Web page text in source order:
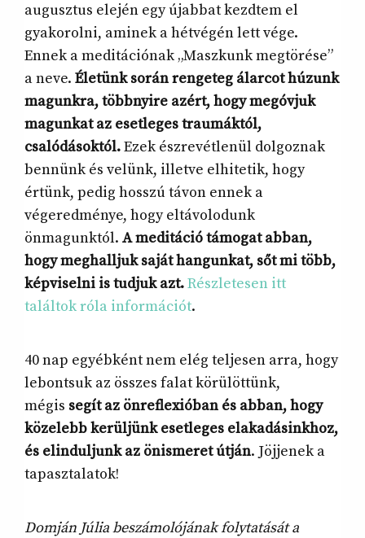
augusztus elején egy újabbat kezdtem el
gyakorolni, aminek a hétvégén lett vége.
Ennek a meditációnak „Maszkunk megtörése”
a neve. Életünk során rengeteg álarcot húzunk
magunkra, többnyire azért, hogy megóvjuk
magunkat az esetleges traumáktól,
csalódásoktól.Ezek észrevétlenül dolgoznak
bennünk és velünk, illetve elhitetik, hogy
értünk, pedig hosszú távon ennek a
végeredménye, hogy eltávolodunk
önmagunktól. A meditáció támogat abban,
hogy meghalljuk saját hangunkat, sőt mi több,
képviselni is tudjuk azt.Részletesen itt
találtok róla információt.
40 nap egyébként nem elég teljesen arra, hogy
lebontsuk az összes falat körülöttünk,
mégis segít az önreflexióban és abban, hogy
közelebb kerüljünk esetleges elakadásinkhoz,
és elinduljunk az önismeret útján. Jöjjenek a
tapasztalatok!
Domján Júlia beszámolójának folytatását a